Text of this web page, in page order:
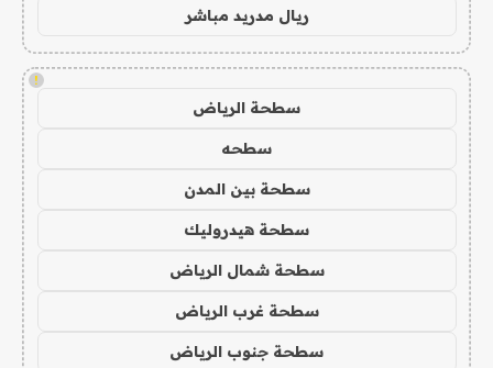
ريال مدريد مباشر
!
سطحة الرياض
سطحه
سطحة بين المدن
سطحة هيدروليك
سطحة شمال الرياض
سطحة غرب الرياض
سطحة جنوب الرياض